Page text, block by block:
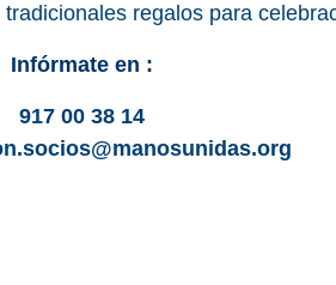
regalos para
Infórmate en :
917 00 38 14